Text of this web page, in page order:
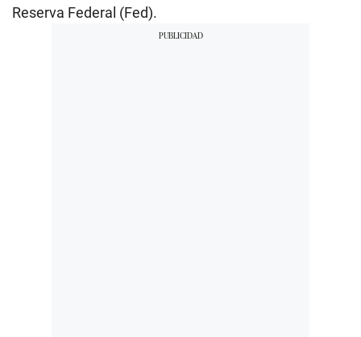
Reserva Federal (Fed).